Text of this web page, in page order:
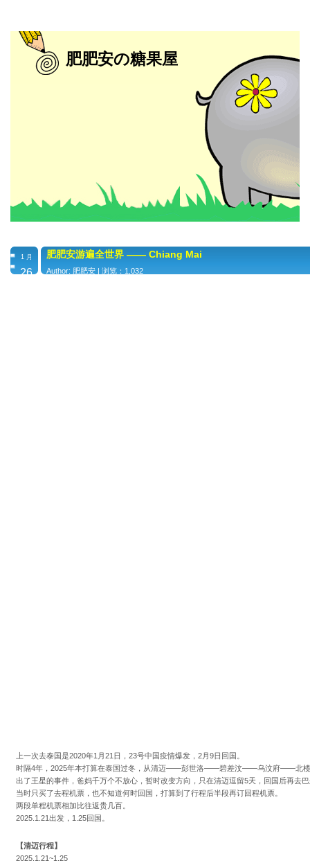
肥肥安の糖果屋
1 月
26
肥肥安游遍全世界 —— Chiang Mai
Author: 肥肥安 | 浏览：1,032
上一次去泰国是2020年1月21日，23号中国疫情爆发，2月9日回国。
时隔4年，2025年本打算在泰国过冬，从清迈——彭世洛——碧差汶——乌汶府——北
出了王星的事件，爸妈千万个不放心，暂时改变方向，只在清迈逗留5天，回国后再去
当时只买了去程机票，也不知道何时回国，打算到了行程后半段再订回程机票。
两段单程机票相加比往返贵几百。
2025.1.21出发，1.25回国。
【清迈行程】
2025.1.21~1.25